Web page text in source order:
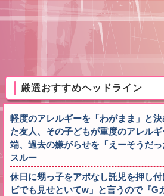
厳選おすすめヘッドライン
軽度のアレルギーを「わがまま」と
た友人、その子どもが重度のアレル
端、過去の嫌がらせを「えーそうだ
スルー
休日に甥っ子をアポなし託児を押し
ビでも見せといてw」と言うので『G